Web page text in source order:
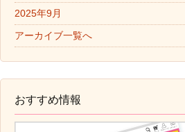
2025年9月
アーカイブ一覧へ
おすすめ情報